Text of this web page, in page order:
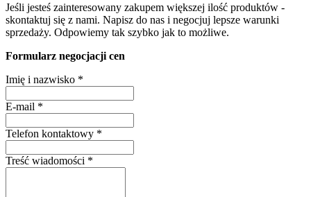
Jeśli jesteś zainteresowany zakupem większej ilość produktów -
skontaktuj się z nami. Napisz do nas i negocjuj lepsze warunki
sprzedaży. Odpowiemy tak szybko jak to możliwe.
Formularz negocjacji cen
Imię i nazwisko *
E-mail *
Telefon kontaktowy *
Treść wiadomości *